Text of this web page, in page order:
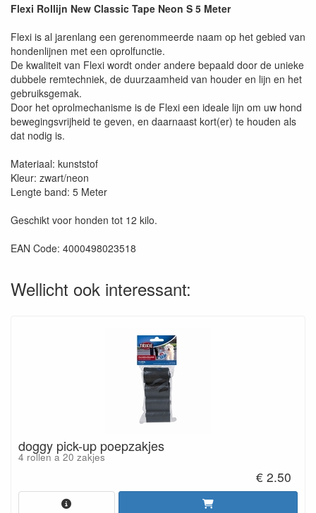
Flexi Rollijn New Classic Tape Neon S 5 Meter
Flexi is al jarenlang een gerenommeerde naam op het gebied van
hondenlijnen met een oprolfunctie.
De kwaliteit van Flexi wordt onder andere bepaald door de unieke
dubbele remtechniek, de duurzaamheid van houder en lijn en het
gebruiksgemak.
Door het oprolmechanisme is de Flexi een ideale lijn om uw hond
bewegingsvrijheid te geven, en daarnaast kort(er) te houden als
dat nodig is.
Materiaal: kunststof
Kleur: zwart/neon
Lengte band: 5 Meter
Geschikt voor honden tot 12 kilo.
EAN Code: 4000498023518
Wellicht ook interessant:
doggy pick-up poepzakjes
4 rollen a 20 zakjes
€ 2.50